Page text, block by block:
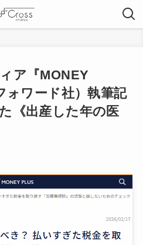
ア『MONEY
ォワード社）執筆記
《出産した年の医